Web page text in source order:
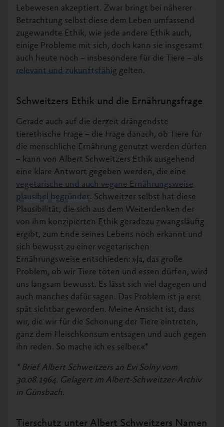
Lebewesen akzeptiert. Zwar bringt bei näherer
Betrachtung selbst diese dem Leben umfassend
zugewandte Ethik, wie jede andere Ethik auch,
einige Probleme mit sich, doch kann sie insgesamt
auch heute noch – insbesondere für die Tiere – als
relevant und zukunftsfähig gelten.
Schweitzers Ethik und die Ernährungsfrage
Gerade auch auf die derzeit drängendste
tierethische Frage – die Frage danach, ob Tiere für
die menschliche Ernährung genutzt werden dürfen
– kann von Albert Schweitzers Ethik ausgehend
eine klare Antwort gegeben werden, die eine
vegetarische und auch vegane Ernährungsweise
plausibel begründet. Schweitzer selbst hat diese
Plausibilität, die sich aus dem Weiterdenken der
von ihm konzipierten Ethik geradezu zwangsläufig
ergibt, zum Ende seines Lebens noch erkannt und
sich bewusst zu einer vegetarischen
Ernährungsweise entschieden: »Ja, das große
Problem, ob wir Tiere töten und essen dürfen, wird
uns langsam bewusst. Es lässt sich viel dagegen und
auch manches dafür sagen. Das Problem ist ja erst
spät sichtbar geworden. Meine Ansicht ist, dass
wir, die wir für die Schonung der Tiere eintreten,
ganz dem Fleischkonsum entsagen und auch gegen
ihn reden. So mache ich es selber.«*
* Brief Albert Schweitzers an Evi Solny vom
30.08.1964. Gelagert im Albert-Schweitzer-Archiv
in Günsbach.
Tierschutz unter Albert Schweitzers Namen